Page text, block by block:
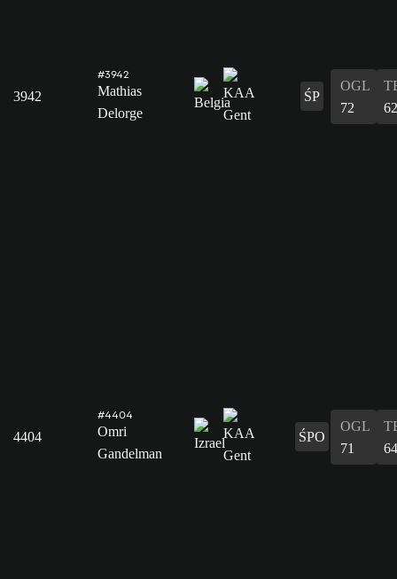
3942
#3942
Mathias
Delorge
ŚP
OGL
72
62
4404
#4404
Omri
Gandelman
ŚPO
OGL
71
64